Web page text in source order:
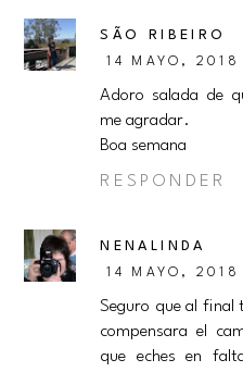
SÃO RIBEIRO
14 MAYO, 2018
Adoro salada de
me agradar.
Boa semana
RESPONDER
NENALINDA
14 MAYO, 2018
Seguro que al final
compensara el
que eches en